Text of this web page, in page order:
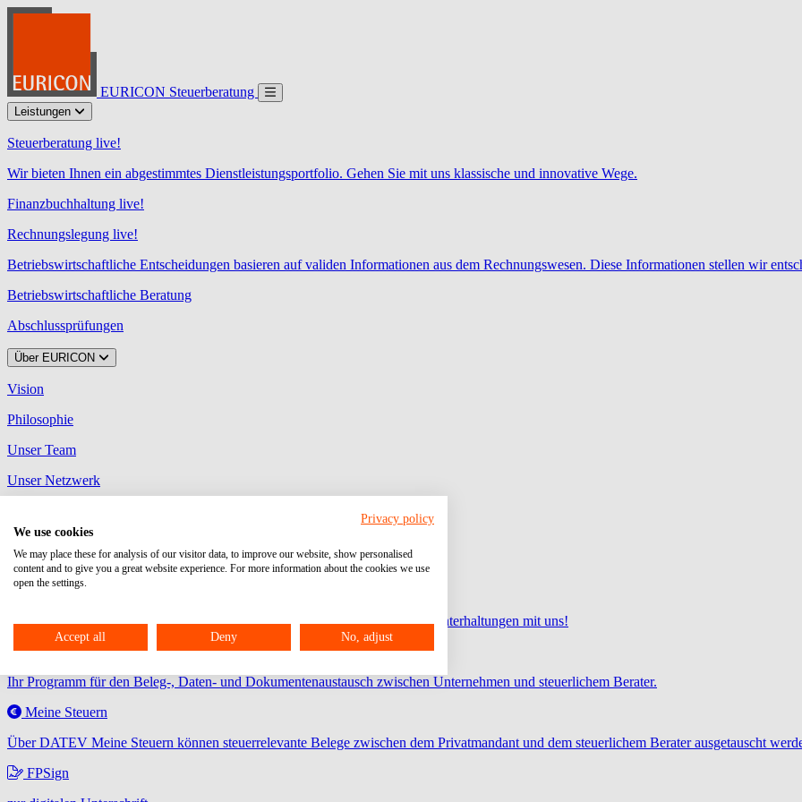
EURICON Steuerberatung
Leistungen
Steuerberatung live!
Wir bieten Ihnen ein abgestimmtes Dienstleistungsportfolio. Gehen Sie mit uns klassische und innovative Wege.
Finanzbuchhaltung live!
Rechnungslegung live!
Betriebswirtschaftliche Entscheidungen basieren auf validen Informationen aus dem Rechnungswesen. Diese Informationen stellen wir
Betriebswirtschaftliche Beratung
Abschlussprüfungen
Über EURICON
Vision
Philosophie
Unser Team
Unser Netzwerk
Aktuelles Karriere
myEURICON
MyDATEV Portal
Ihre Plattform zum Austausch von Dokumenten, Aufgaben, Freigaben und Unterhaltungen mit uns!
Unternehmen Online
Ihr Programm für den Beleg-, Daten- und Dokumentenaustausch zwischen Unternehmen und steuerlichem Berater.
Meine Steuern
Über DATEV Meine Steuern können steuerrelevante Belege zwischen dem Privatmandant und dem steuerlichem Berater ausgetauscht
FPSign
Privacy policy
We use cookies
We may place these for analysis of our visitor data, to improve our website, show personalised
content and to give you a great website experience. For more information about the cookies we use
open the settings.
Accept all Deny No, adjust